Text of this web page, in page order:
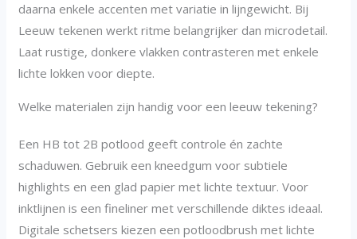
daarna enkele accenten met variatie in lijngewicht. Bij
Leeuw tekenen werkt ritme belangrijker dan microdetail.
Laat rustige, donkere vlakken contrasteren met enkele
lichte lokken voor diepte.
Welke materialen zijn handig voor een leeuw tekening?
Een HB tot 2B potlood geeft controle én zachte
schaduwen. Gebruik een kneedgum voor subtiele
highlights en een glad papier met lichte textuur. Voor
inktlijnen is een fineliner met verschillende diktes ideaal.
Digitale schetsers kiezen een potloodbrush met lichte